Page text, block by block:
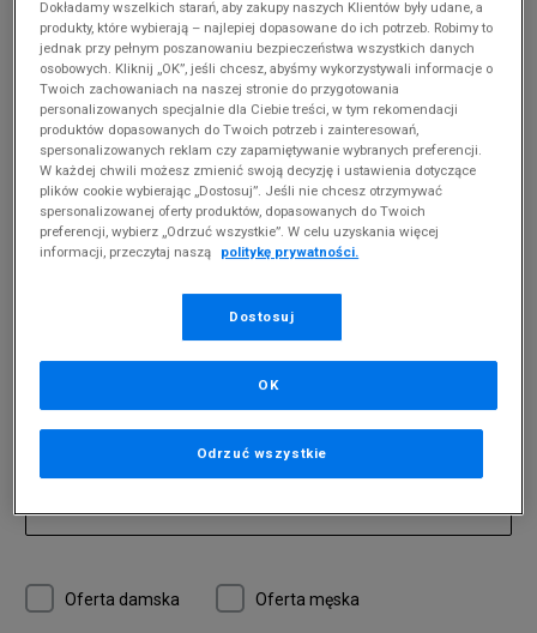
FEEWEAR RAFFIKA
Produkty pochodzą z końcówek aktualnych
kolekcji, ubiegłych sezonów lub z ekspozycji.
Szczegóły.
Zmień treść wyszukiwanej frazy.
Spróbuj użyć mniejszej ilości filtrów (usuń mniej
istotne).
Powrót do sklepu
Zapisz się do newslettera
Oferta damska Oferta męska
Dokładamy wszelkich starań, aby zakupy naszych Klientów były udane, a
produkty, które wybierają – najlepiej dopasowane do ich potrzeb. Robimy to
jednak przy pełnym poszanowaniu bezpieczeństwa wszystkich danych
osobowych. Kliknij „OK”, jeśli chcesz, abyśmy wykorzystywali informacje o
Twoich zachowaniach na naszej stronie do przygotowania
personalizowanych specjalnie dla Ciebie treści, w tym rekomendacji
produktów dopasowanych do Twoich potrzeb i zainteresowań,
spersonalizowanych reklam czy zapamiętywanie wybranych preferencji.
W każdej chwili możesz zmienić swoją decyzję i ustawienia dotyczące
plików cookie wybierając „Dostosuj”. Jeśli nie chcesz otrzymywać
spersonalizowanej oferty produktów, dopasowanych do Twoich
preferencji, wybierz „Odrzuć wszystkie”. W celu uzyskania więcej
informacji, przeczytaj naszą
politykę prywatności.
Dostosuj
Odrzuć wszystkie
OK